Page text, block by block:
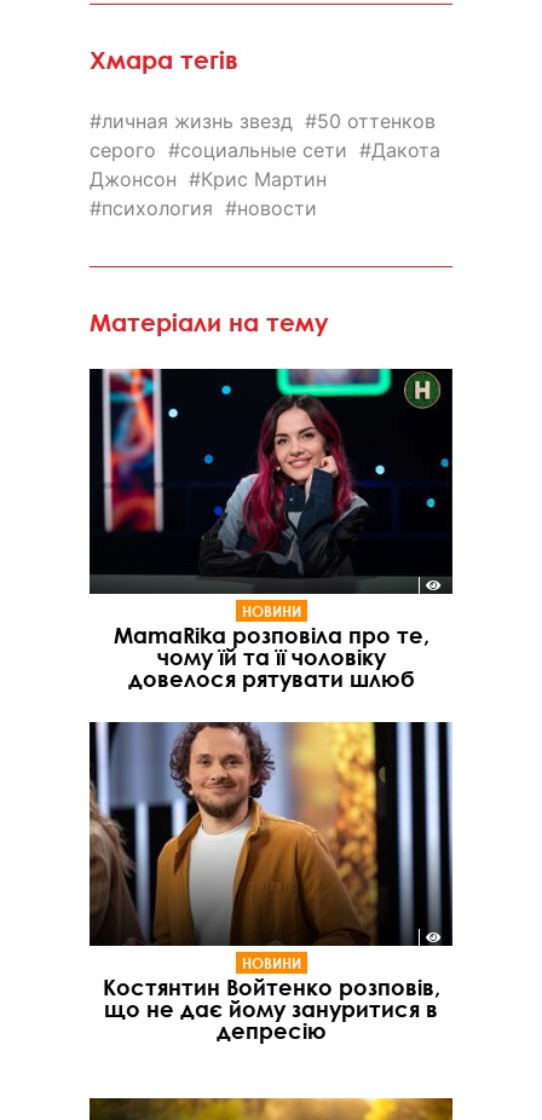
Хмара тегів
личная жизнь звезд
50 оттенков
серого
социальные сети
Дакота
Джонсон
Крис Мартин
психология
новости
Матеріали на тему
НОВИНИ
MamaRika розповіла про те,
чому їй та її чоловіку
довелося рятувати шлюб
НОВИНИ
Костянтин Войтенко розповів,
що не дає йому зануритися в
депресію